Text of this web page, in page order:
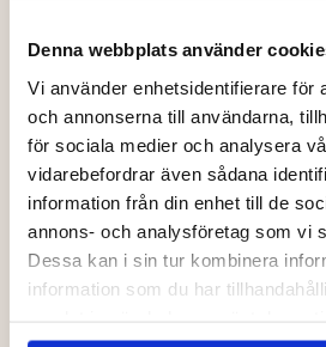
Denna webbplats använder
Vi använder enhetsidentifierare för
och annonserna till användarna,
för sociala medier och analysera
vidarebefordrar även sådana
information från din enhet till de
annons- och analysföretag som vi
Dessa kan i sin tur kombinera
information som du har
DU KANSKE OCKSÅ ÄR
AV